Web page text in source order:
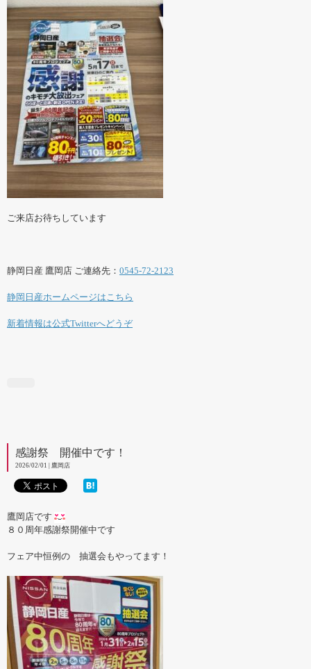
ご来店お待ちしています
静岡日産 鷹岡店 ご連絡先： 0545-72-2123
静岡日産ホームページはこちら
新着情報は公式Twitterへどうぞ
感謝祭 開催中です！
2026/02/01 | 鷹岡店
鷹岡店です
８０周年感謝祭開催中です
フェア中恒例の 抽選会もやってます！